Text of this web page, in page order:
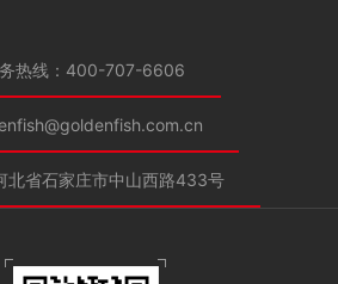
热线：400-707-6606
北省石家庄市中山西路433号